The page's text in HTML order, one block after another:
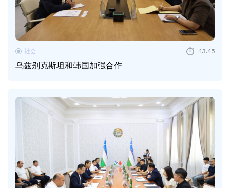
乌兹别克斯坦和韩国加强合作
社会 13:45